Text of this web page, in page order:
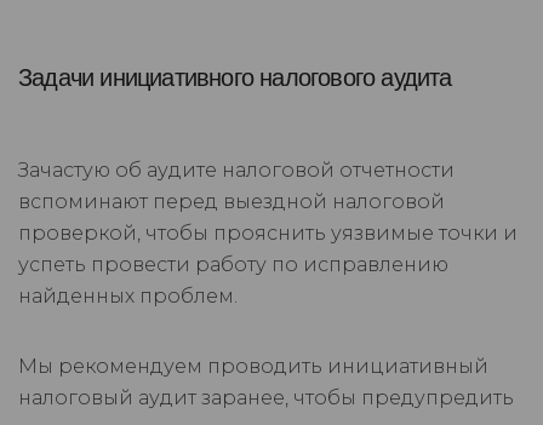
Задачи инициативного налогового аудита
Зачастую об аудите налоговой отчетности
вспоминают перед выездной налоговой
проверкой, чтобы прояснить уязвимые точки и
успеть провести работу по исправлению
найденных проблем.
Мы рекомендуем проводить инициативный
налоговый аудит заранее, чтобы предупредить